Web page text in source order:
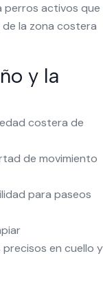
perros activos que
la zona costera
y la
costera de
de movimiento
para paseos
en cuello y